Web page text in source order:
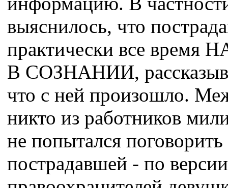
выяснилось, что
практически все
В СОЗНАНИИ,
что с ней произошло.
никто из работников
не попытался поговорить
пострадавшей - по версии